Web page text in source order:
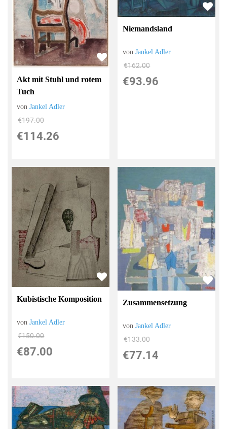
Akt mit Stuhl und rotem
Tuch
vonJankel Adler
€197.00
€114.26
Niemandsland
vonJankel Adler
€162.00
€93.96
Kubistische Komposition
vonJankel Adler
€150.00
€87.00
Zusammensetzung
vonJankel Adler
€133.00
€77.14